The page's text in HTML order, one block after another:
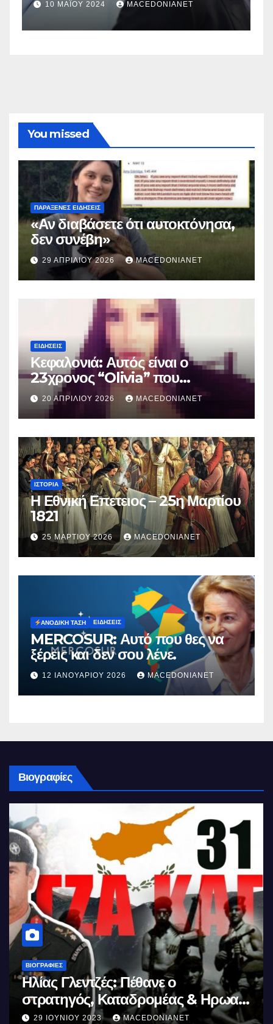
2 ΜΑΪ́ΟΥ 2024 MACEDONIANET
You missed
ΠΑΡΆΞΕΝΕΣ ΕΙΔΉΣΕΙΣ
«Αν διαβάσετε ότι αυτοκτόνησα,
δεν συνέβη»
29 ΑΠΡΙΛΊΟΥ 2026 MACEDONIANET
ΕΙΔΉΣΕΙΣ
Κεφαλονιά: Αυτός είναι ο
23χρονος “Olivia” που
κατηγορείται για τον θάνατο της
Μυρτούς
20 ΑΠΡΙΛΊΟΥ 2026 MACEDONIANET
ΙΣΤΟΡΊΑ
Η Εθνική Επετειος – 25η Μαρτίου
1821
25 ΜΑΡΤΊΟΥ 2026 MACEDONIANET
ΑΝΟΔΙΚΉ ΤΆΣΗ ΕΙΔΉΣΕΙΣ
MERCOSUR: Αυτό που θες να
ξέρεις και δεν σου λένε.
12 ΙΑΝΟΥΑΡΊΟΥ 2026 MACEDONIANET
Βιογραφίες
ΒΙΟΓΡΑΦΊΕΣ
Μέγας Αλέξανδρος: Ο μέγιστος των
Ελλήνων
11 ΙΟΥΝΊΟΥ 2023 MACEDONIANET